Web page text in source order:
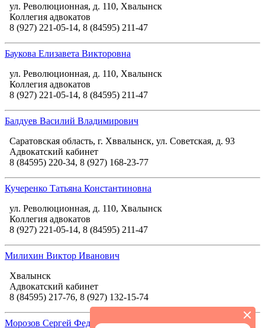
ул. Революционная, д. 110, Хвалынск
Коллегия адвокатов
8 (927) 221-05-14, 8 (84595) 211-47
Баукова Елизавета Викторовна
ул. Революционная, д. 110, Хвалынск
Коллегия адвокатов
8 (927) 221-05-14, 8 (84595) 211-47
Балдуев Василий Владимирович
Саратовская область, г. Хввалынск, ул. Советская, д. 93
Адвокатский кабинет
8 (84595) 220-34, 8 (927) 168-23-77
Кучеренко Татьяна Константиновна
ул. Революционная, д. 110, Хвалынск
Коллегия адвокатов
8 (927) 221-05-14, 8 (84595) 211-47
Милихин Виктор Иванович
Хвалынск
Адвокатский кабинет
8 (84595) 217-76, 8 (927) 132-15-74
Морозов Сергей Федорович